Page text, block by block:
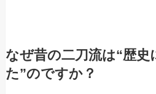
なぜ昔の二刀流は“歴史
た”のですか？